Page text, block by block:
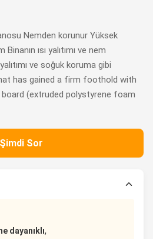
Nemden korunur Yüksek
Binanın ısı yalıtımı ve nem
ve soğuk koruma gibi
has gained a firm foothold with
(extruded polystyrene foam
Şimdi Sor
dayanıklı,